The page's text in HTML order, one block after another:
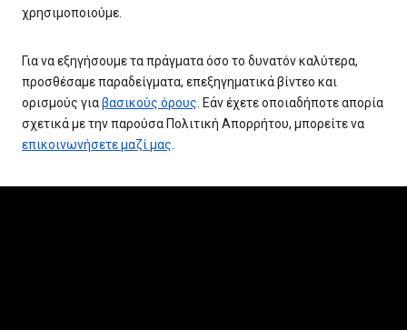
χρησιμοποιούμε.
Για να εξηγήσουμε τα πράγματα όσο το δυνατόν καλύτερα,
προσθέσαμε παραδείγματα, επεξηγηματικά βίντεο και
ορισμούς γιαβασικούς όρους . Εάν έχετε οποιαδήποτε απορία
σχετικά με την παρούσα Πολιτική Απορρήτου, μπορείτε να
επικοινωνήσετε μαζί μας